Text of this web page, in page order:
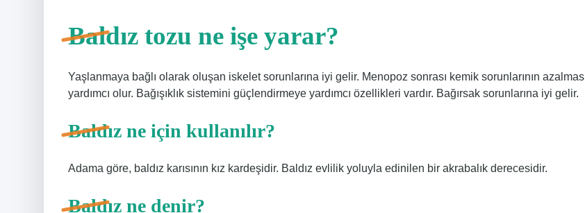
Baldız tozu ne işe yarar?
Yaşlanmaya bağlı olarak oluşan iskelet sorunlarına iyi gelir. Menopoz sonrası kemik sorunlarının
yardımcı olur. Bağışıklık sistemini güçlendirmeye yardımcı özellikleri vardır. Bağırsak sorunlarına iyi gelir.
Baldız ne için kullanılır?
Adama göre, baldız karısının kız kardeşidir. Baldız evlilik yoluyla edinilen bir akrabalık derecesidir.
Baldız ne denir?